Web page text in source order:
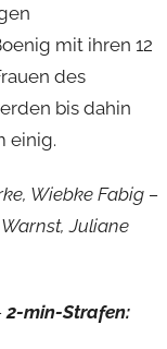
mit ihren 12
des
bis dahin
einig.
Wiebke Fabig –
Juliane
2-min-Strafen: